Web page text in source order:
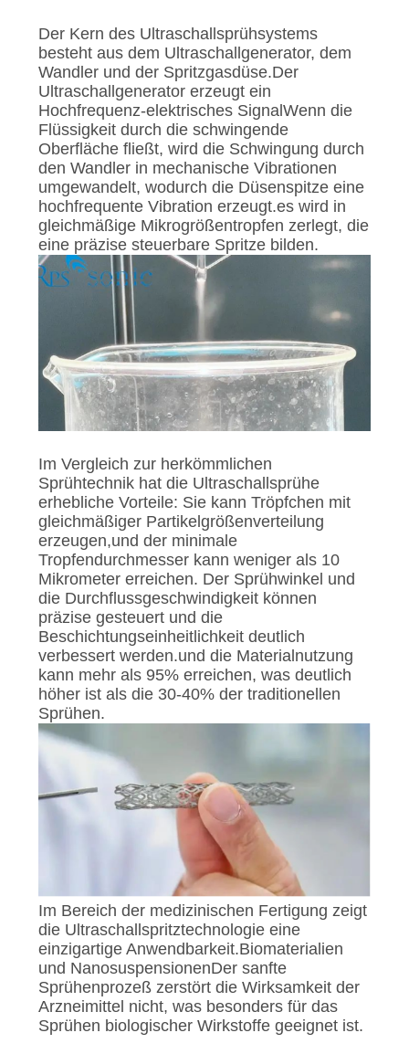
Der Kern des Ultraschallsprühsystems
besteht aus dem Ultraschallgenerator, dem
Wandler und der Spritzgasdüse.Der
Ultraschallgenerator erzeugt ein
Hochfrequenz-elektrisches SignalWenn die
Flüssigkeit durch die schwingende
Oberfläche fließt, wird die Schwingung durch
den Wandler in mechanische Vibrationen
umgewandelt, wodurch die Düsenspitze eine
hochfrequente Vibration erzeugt.es wird in
gleichmäßige Mikrogrößentropfen zerlegt, die
eine präzise steuerbare Spritze bilden.
Im Vergleich zur herkömmlichen
Sprühtechnik hat die Ultraschallsprühe
erhebliche Vorteile: Sie kann Tröpfchen mit
gleichmäßiger Partikelgrößenverteilung
erzeugen,und der minimale
Tropfendurchmesser kann weniger als 10
Mikrometer erreichen. Der Sprühwinkel und
die Durchflussgeschwindigkeit können
präzise gesteuert und die
Beschichtungseinheitlichkeit deutlich
verbessert werden.und die Materialnutzung
kann mehr als 95% erreichen, was deutlich
höher ist als die 30-40% der traditionellen
Sprühen.
Im Bereich der medizinischen Fertigung zeigt
die Ultraschallspritztechnologie eine
einzigartige Anwendbarkeit.Biomaterialien
und NanosuspensionenDer sanfte
Sprühenprozeß zerstört die Wirksamkeit der
Arzneimittel nicht, was besonders für das
Sprühen biologischer Wirkstoffe geeignet ist.